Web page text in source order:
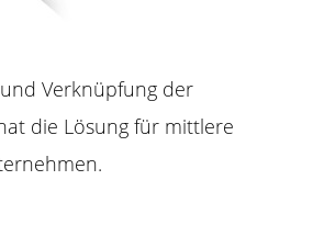
Verknüpfung der
die Lösung für mittlere